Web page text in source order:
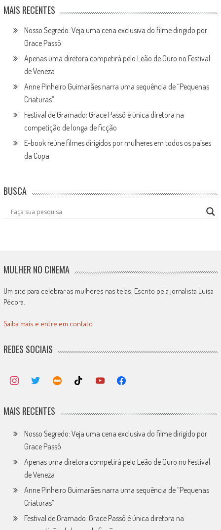
MAIS RECENTES
Nosso Segredo: Veja uma cena exclusiva do filme dirigido por
Grace Passô
Apenas uma diretora competirá pelo Leão de Ouro no Festival
de Veneza
Anne Pinheiro Guimarães narra uma sequência de “Pequenas
Criaturas”
Festival de Gramado: Grace Passô é única diretora na
competição de longa de ficção
E-book reúne filmes dirigidos por mulheres em todos os países
da Copa
BUSCA
MULHER NO CINEMA
Um site para celebrar as mulheres nas telas. Escrito pela jornalista Luísa
Pécora.
Saiba mais e entre em contato
REDES SOCIAIS
MAIS RECENTES
Nosso Segredo: Veja uma cena exclusiva do filme dirigido por
Grace Passô
Apenas uma diretora competirá pelo Leão de Ouro no Festival
de Veneza
Anne Pinheiro Guimarães narra uma sequência de “Pequenas
Criaturas”
Festival de Gramado: Grace Passô é única diretora na